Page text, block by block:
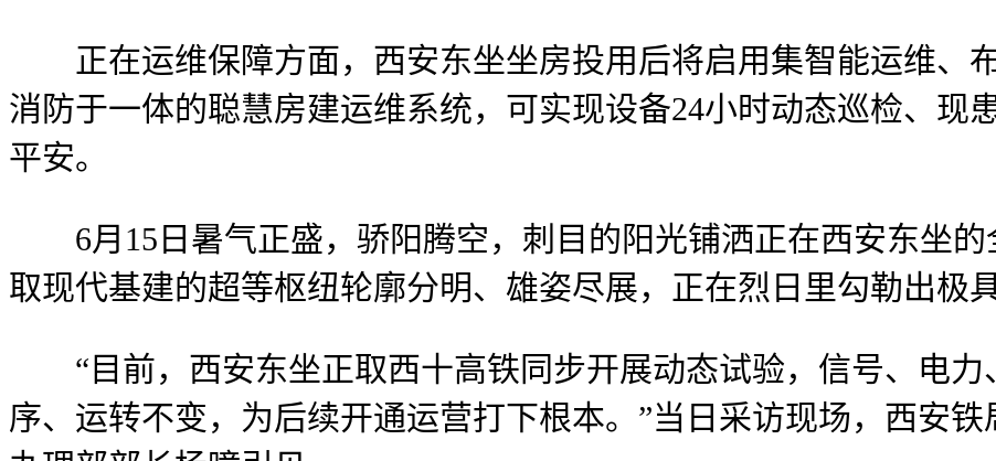
正在运维保障方面，西安东坐坐房投用后将启用集智能运维、
消防于一体的聪慧房建运维系统，可实现设备24小时动态巡检、现
平安。
6月15日暑气正盛，骄阳腾空，刺目的阳光铺洒正在西安东坐的
取现代基建的超等枢纽轮廓分明、雄姿尽展，正在烈日里勾勒出极
“目前，西安东坐正取西十高铁同步开展动态试验，信号、电力
序、运转不变，为后续开通运营打下根本。”当日采访现场，西安